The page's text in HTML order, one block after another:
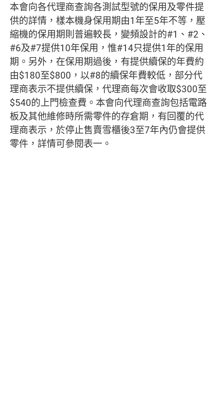
本會向各代理商查詢各測試型號的保用及零件提
供的詳情，樣本機身保用期由1年至5年不等，壓
縮機的保用期則普遍較長，變頻設計的#1、#2、
#6及#7提供10年保用，惟#14只提供1年的保用
期。另外，在保用期過後，有提供續保的年費約
由$180至$800，以#8的續保年費較低，部分代
理商表示不提供續保，代理商每次會收取$300至
$540的上門檢查費。本會向代理商查詢包括電路
板及其他維修時所需零件的存倉期，有回覆的代
理商表示，於停止售賣雪櫃後3至7年內仍會提供
零件，詳情可參閱表一。